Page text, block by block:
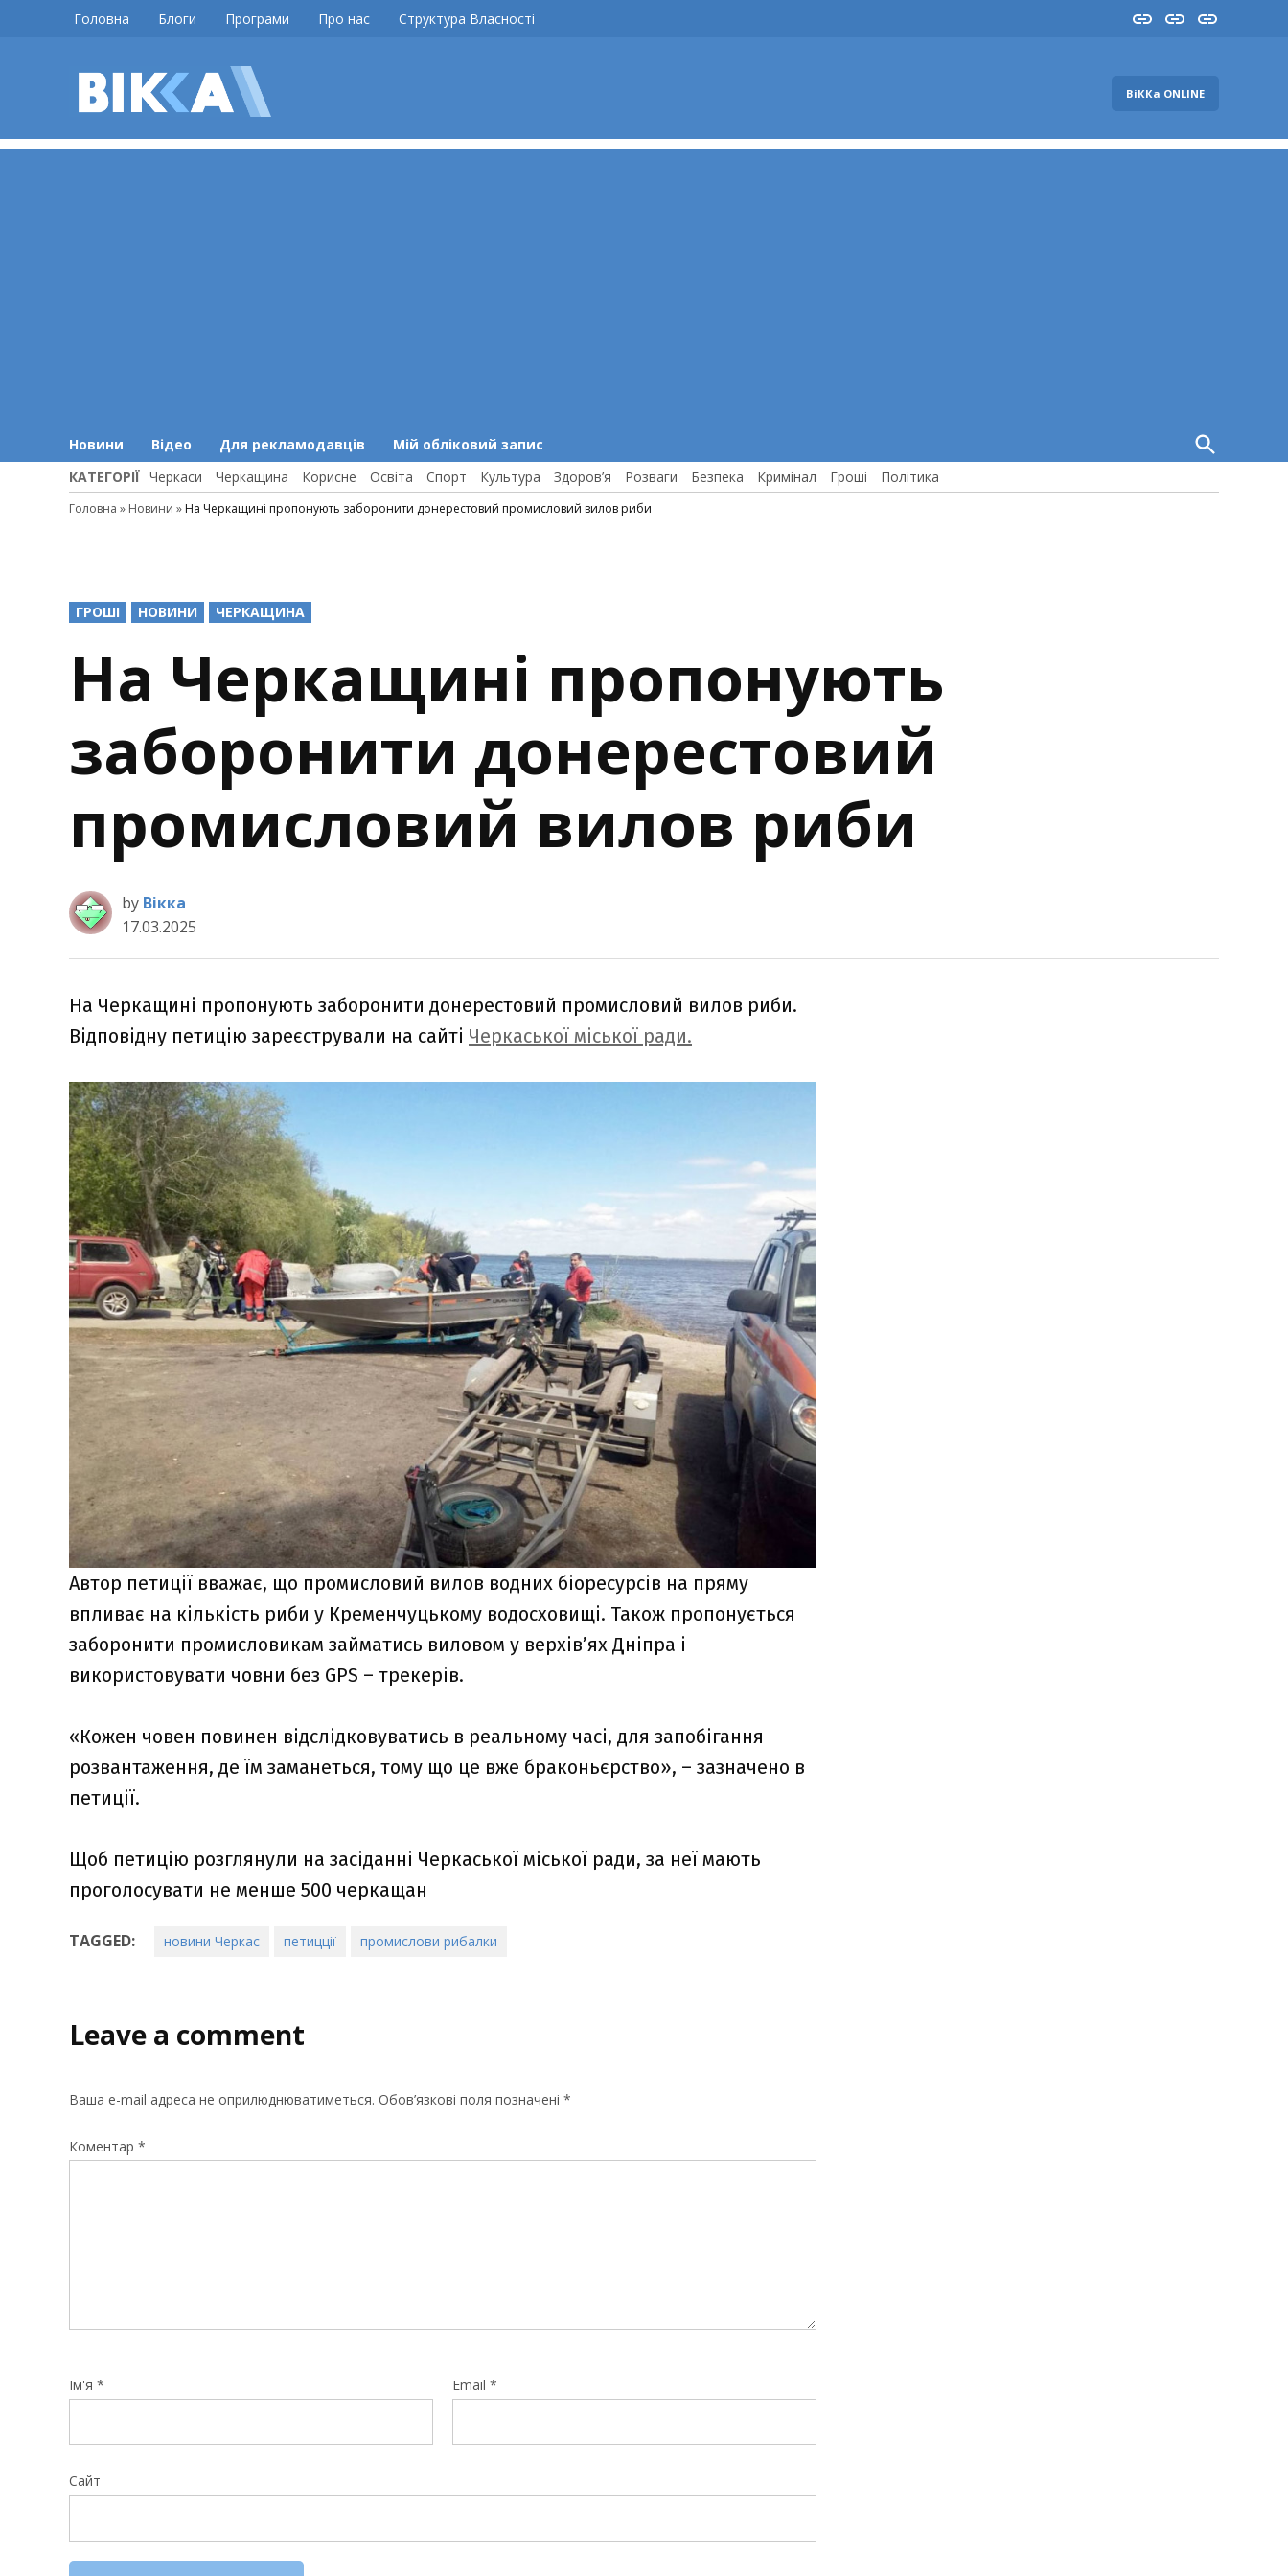
Головна Блоги Програми Про нас Структура Власності InstaYouTube
FB
ВіККа ONLINE
Новини Відео Для рекламодавців Мій обліковий запис
Open
Search
КАТЕГОРІЇ Черкаси Черкащина Корисне Освіта Спорт Культура Здоров’я Розваги Безпека Кримінал Гроші Політика
Головна » Новини » На Черкащині пропонують заборонити донерестовий промисловий вилов риби
POSTED
IN
ГРОШІ НОВИНИ ЧЕРКАЩИНА
На Черкащині пропонують
заборонити донерестовий
промисловий вилов риби
by Вікка
17.03.2025
На Черкащині пропонують заборонити донерестовий промисловий вилов риби.
Відповідну петицію зареєстрували на сайті Черкаської міської ради.
Автор петиції вважає, що промисловий вилов водних біоресурсів на пряму
впливає на кількість риби у Кременчуцькому водосховищі. Також пропонується
заборонити промисловикам займатись виловом у верхів’ях Дніпра і
використовувати човни без GPS – трекерів.
«Кожен човен повинен відслідковуватись в реальному часі, для запобігання
розвантаження, де їм заманеться, тому що це вже браконьєрство», – зазначено в
петиції.
Щоб петицію розглянули на засіданні Черкаської міської ради, за неї мають
проголосувати не менше 500 черкащан
TAGGED: новини Черкас петицції промислови рибалки
Leave a comment
Ваша e-mail адреса не оприлюднюватиметься. Обов’язкові поля позначені *
Коментар *
Ім'я * Email *
Сайт